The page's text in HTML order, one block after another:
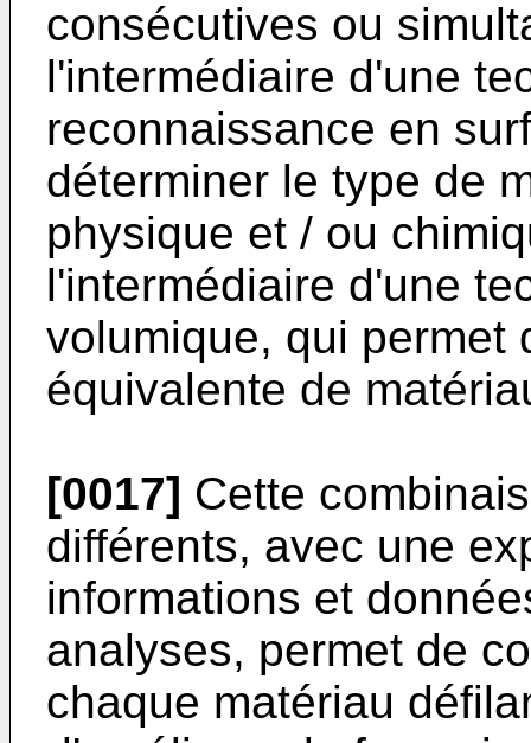
consécutives ou
l'intermédiaire d'une
reconnaissance en
déterminer le type de
physique et / ou
l'intermédiaire d'une
volumique, qui permet
équivalente de
[0017] Cette
différents, avec une
informations et
analyses, permet de
chaque matériau